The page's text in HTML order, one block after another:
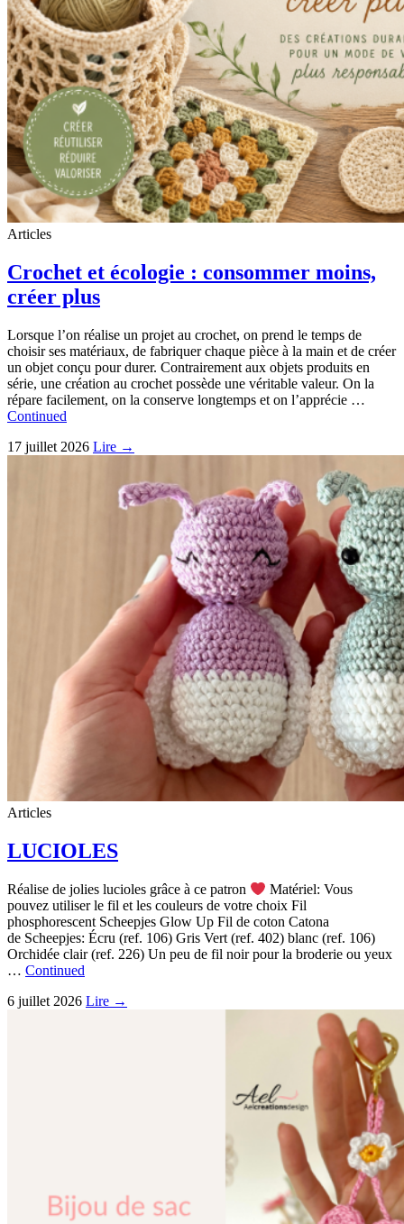
Articles
Crochet et écologie : consommer moins,
créer plus
Lorsque l’on réalise un projet au crochet, on prend le temps de
choisir ses matériaux, de fabriquer chaque pièce à la main et de créer
un objet conçu pour durer. Contrairement aux objets produits en
série, une création au crochet possède une véritable valeur. On la
répare facilement, on la conserve longtemps et on l’apprécie …
Continued
17 juillet 2026 Lire →
Articles
LUCIOLES
Réalise de jolies lucioles grâce à ce patron
Matériel: Vous
pouvez utiliser le fil et les couleurs de votre choix Fil
phosphorescent Scheepjes Glow Up Fil de coton Catona
de Scheepjes: Écru (ref. 106) Gris Vert (ref. 402) blanc (ref. 106)
Orchidée clair (ref. 226) Un peu de fil noir pour la broderie ou yeux
… Continued
6 juillet 2026 Lire →